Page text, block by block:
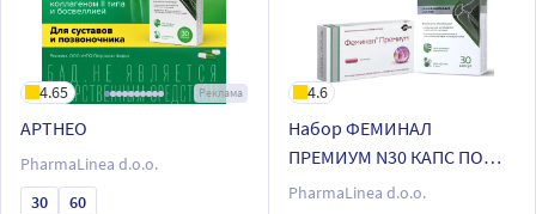
Реклама
4.65
АРТНЕО
PharmaLinea d.o.o.
30
60
4.6
Набор ФЕМИНАЛ
ПРЕМИУМ N30 КАПС ПО
221МГ+Артнео 30 шт.
PharmaLinea d.o.o.